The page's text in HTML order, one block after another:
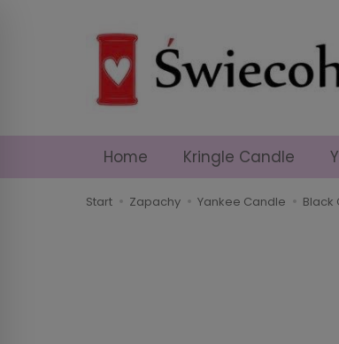
Home Kringle Candle
Start Zapachy Yankee Candle Black